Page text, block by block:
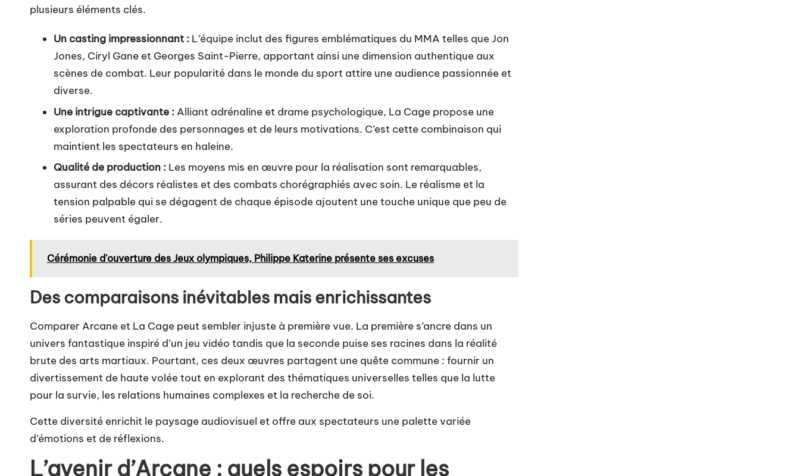
plusieurs éléments clés.
Un casting impressionnant : L’équipe inclut des figures emblématiques du MMA telles que Jon
Jones, Ciryl Gane et Georges Saint-Pierre, apportant ainsi une dimension authentique aux
scènes de combat. Leur popularité dans le monde du sport attire une audience passionnée et
diverse.
Une intrigue captivante : Alliant adrénaline et drame psychologique, La Cage propose une
exploration profonde des personnages et de leurs motivations. C’est cette combinaison qui
maintient les spectateurs en haleine.
Qualité de production : Les moyens mis en œuvre pour la réalisation sont remarquables,
assurant des décors réalistes et des combats chorégraphiés avec soin. Le réalisme et la
tension palpable qui se dégagent de chaque épisode ajoutent une touche unique que peu de
séries peuvent égaler.
Cérémonie d'ouverture des Jeux olympiques, Philippe Katerine présente ses excuses
Des comparaisons inévitables mais enrichissantes
Comparer Arcane et La Cage peut sembler injuste à première vue. La première s’ancre dans un
univers fantastique inspiré d’un jeu vidéo tandis que la seconde puise ses racines dans la réalité
brute des arts martiaux. Pourtant, ces deux œuvres partagent une quête commune : fournir un
divertissement de haute volée tout en explorant des thématiques universelles telles que la lutte
pour la survie, les relations humaines complexes et la recherche de soi.
Cette diversité enrichit le paysage audiovisuel et offre aux spectateurs une palette variée
d’émotions et de réflexions.
L’avenir d’Arcane : quels espoirs pour les